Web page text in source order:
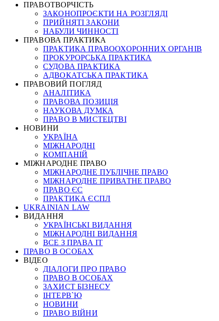
ПРАВОТВОРЧІСТЬ
ЗАКОНОПРОЄКТИ НА РОЗГЛЯДІ
ПРИЙНЯТІ ЗАКОНИ
НАБУЛИ ЧИННОСТІ
ПРАВОВА ПРАКТИКА
ПРАКТИКА ПРАВООХОРОННИХ ОРГАНІВ
ПРОКУРОРСЬКА ПРАКТИКА
СУДОВА ПРАКТИКА
АДВОКАТСЬКА ПРАКТИКА
ПРАВОВИЙ ПОГЛЯД
АНАЛІТИКА
ПРАВОВА ПОЗИЦІЯ
НАУКОВА ДУМКА
ПРАВО В МИСТЕЦТВІ
НОВИНИ
УКРАЇНА
МІЖНАРОДНІ
КОМПАНІЙ
МІЖНАРОДНЕ ПРАВО
МІЖНАРОДНЕ ПУБЛІЧНЕ ПРАВО
МІЖНАРОДНЕ ПРИВАТНЕ ПРАВО
ПРАВО ЄС
ПРАКТИКА ЄСПЛ
UKRAINIAN LAW
ВИДАННЯ
УКРАЇНСЬКІ ВИДАННЯ
МІЖНАРОДНІ ВИДАННЯ
ВСЕ З ПРАВА ІТ
ПРАВО В ОСОБАХ
ВІДЕО
ДІАЛОГИ ПРО ПРАВО
ПРАВО В ОСОБАХ
ЗАХИСТ БІЗНЕСУ
ІНТЕРВ`Ю
НОВИНИ
ПРАВО ВІЙНИ